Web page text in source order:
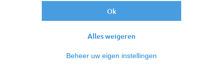
Beheer uw eigen instellingen
Alles weigeren
Ok